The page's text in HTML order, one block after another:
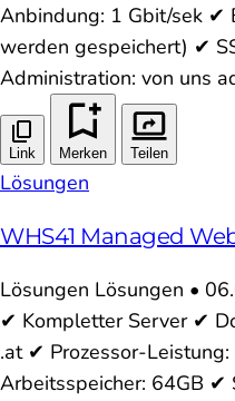
Anbindung: 1 Gbit/sek ✔
werden gespeichert) ✔
Administration: von uns
Link Merken Teilen
Lösungen
WHS41 Managed
Lösungen Lösungen •
✔ Kompletter Server ✔
.at ✔ Prozessor-
Arbeitsspeicher: 64GB ✔